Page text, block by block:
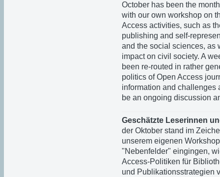
October has been the
with our own workshop on
Access activities, such as
publishing and self-
and the social sciences, as
impact on civil society. A
been re-routed in rather
politics of Open Access
information and challenges
be an ongoing discussion
Geschätzte Leserinnen
der Oktober stand im
unserem eigenen
"Nebenfelder" eingingen,
Access-Politiken für
und Publikationsstrategien